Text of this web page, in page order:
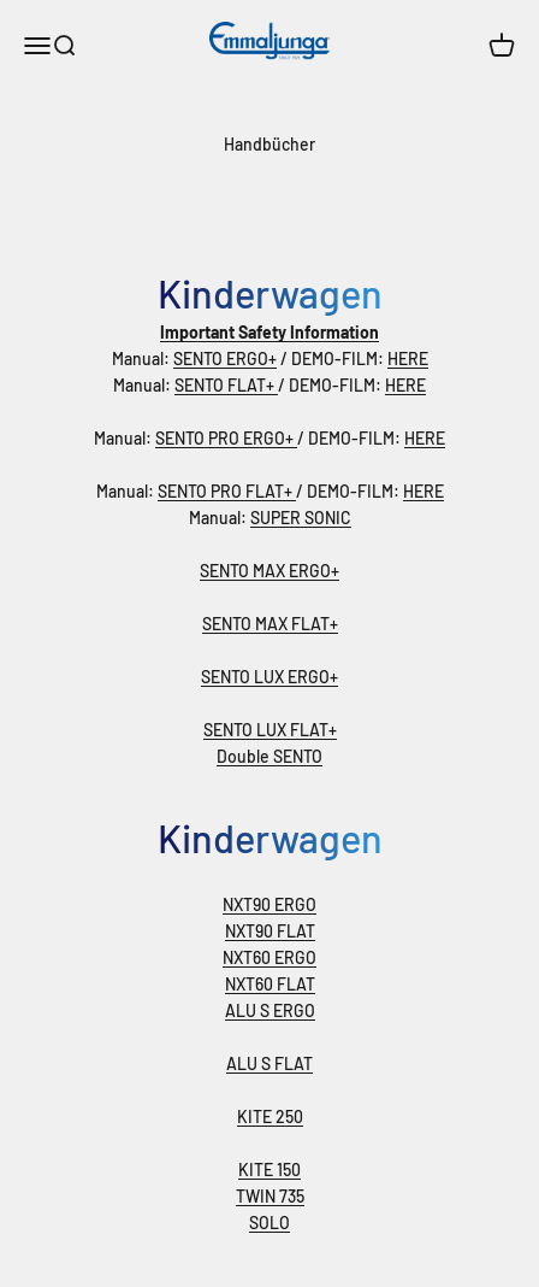
MenüSuche
Emmaljunga
Handbücher
Kinderwagen
Important Safety Information
Manual: SENTO ERGO+/ DEMO-FILM: HERE
Manual: SENTO FLAT+/ DEMO-FILM: HERE
Manual: SENTO PRO ERGO+/ DEMO-FILM: HERE
Manual: SENTO PRO FLAT+/ DEMO-FILM: HERE
Manual: SUPER SONIC
SENTO MAX ERGO+
SENTO MAX FLAT+
SENTO LUX ERGO+
SENTO LUX FLAT+
Double SENTO
Kinderwagen
NXT90 ERGO
NXT90 FLAT
NXT60 ERGO
NXT60 FLAT
ALU S ERGO
ALU S FLAT
KITE 250
KITE 150
TWIN 735
SOLO